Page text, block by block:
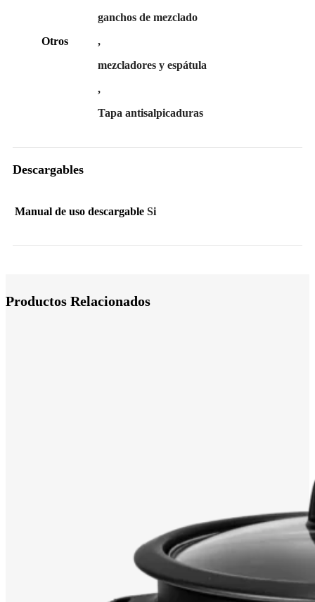
Otros
ganchos de mezclado
,
mezcladores y espátula
,
Tapa antisalpicaduras
Descargables
Manual de uso descargable Si
Productos Relacionados